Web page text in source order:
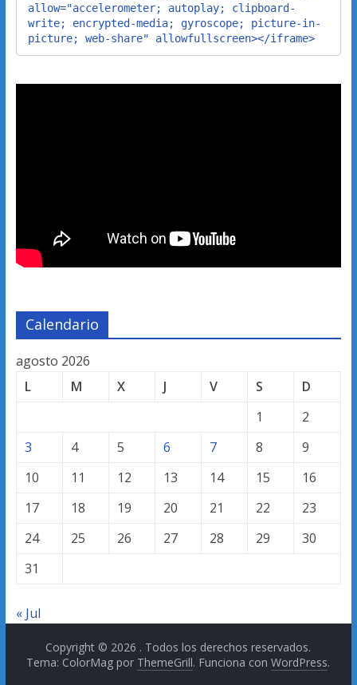
allow="accelerometer; autoplay; clipboard-
write; encrypted-media; gyroscope; picture-in-
picture; web-share" allowfullscreen></iframe>
Calendario
agosto 2026
L
M X J V S
D
1
2
3
4 5 6 7 8
9
10
11 12 13 14 15
16
17
18 19 20 21 22
23
24
25 26 27 28 29
30
31
« Jul
Copyright © 2026 . Todos los derechos reservados.
Tema: ColorMag por ThemeGrill. Funciona conWordPress.